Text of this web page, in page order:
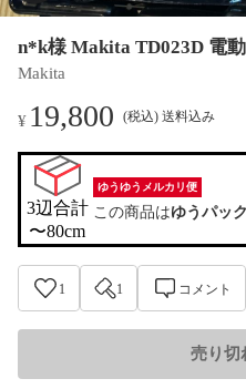
n*k様 Makita TD023D 電
Makita
¥ 19,800 (税込) 送料込み
3辺合計
〜80cm
ゆうゆうメルカリ便
この商品はゆうパック
1 1 コメント
売り切